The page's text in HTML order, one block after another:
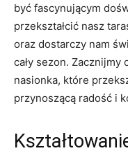
być fascynującym
przekształcić nasz
oraz dostarczy nam
cały⁢ sezon.
nasionka, które
⁣przynoszącą ‍radość i